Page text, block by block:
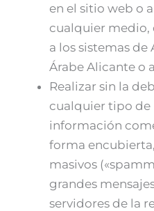
en el sitio web o
cualquier medio,
a los sistemas de
Árabe Alicante o
Realizar sin la
cualquier tipo
información
forma
masivos
grandes
servidores de la